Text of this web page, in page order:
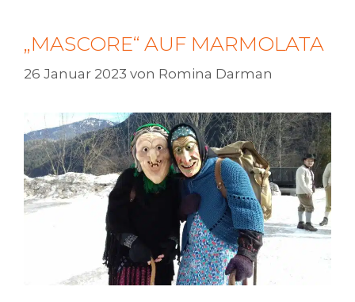
„MASCORE“ AUF MARMOLATA
26 Januar 2023 von Romina Darman